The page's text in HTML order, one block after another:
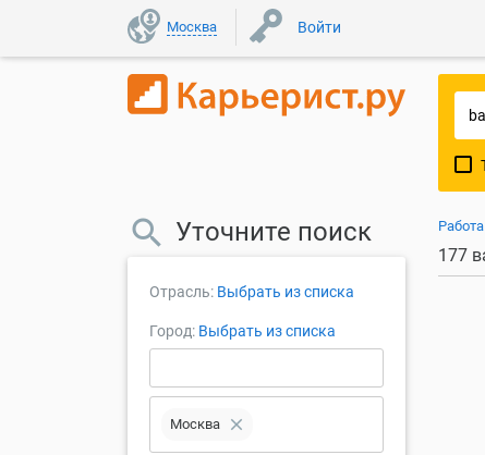
Москва Войти
177
Уточните поиск
Отрасль: Выбрать из списка
Город: Выбрать из списка
Москва close